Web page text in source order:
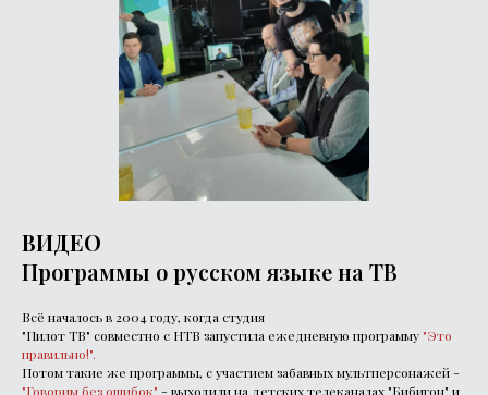
ВИДЕО
Программы о русском языке на ТВ
Всё началось в 2004 году, когда студия
"Пилот ТВ" совместно с НТВ запустила ежедневную программу "Это
правильно!".
Потом такие же программы, с участием забавных мультперсонажей -
"Говорим без ошибок" - выходили на детских телеканалах "Бибигон" и